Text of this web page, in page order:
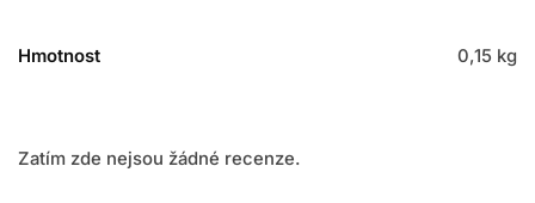
Hmotnost 0,15 kg
Zatím zde nejsou žádné recenze.